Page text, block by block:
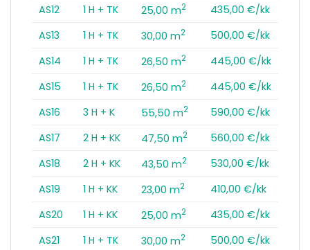
AS12
1 H + TK 25,00 m2
435,00 €/kk
AS13
1 H + TK 30,00 m2
500,00 €/kk
AS14
1 H + TK 26,50 m2
445,00 €/kk
AS15
1 H + TK 26,50 m2
445,00 €/kk
AS16
3 H + K 55,50 m2
590,00 €/kk
AS17
2 H + KK 47,50 m2
560,00 €/kk
AS18
2 H + KK 43,50 m2
530,00 €/kk
AS19
1 H + KK 23,00 m2
410,00 €/kk
AS20
1 H + KK 25,00 m2
435,00 €/kk
AS21
1 H + TK 30,00 m2
500,00 €/kk